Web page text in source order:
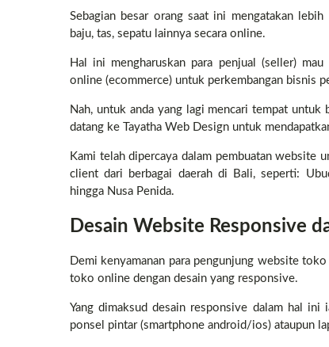
Sebagian besar orang saat ini mengatakan
baju, tas, sepatu lainnya secara online.
Hal ini mengharuskan para penjual (seller)
online (ecommerce) untuk perkembangan bisnis
Nah, untuk anda yang lagi mencari tempat
datang ke Tayatha Web Design untuk
Kami telah dipercaya dalam pembuatan website
client dari berbagai daerah di Bali, seperti:
hingga Nusa Penida.
Desain Website Responsive
Demi kenyamanan para pengunjung website
toko online dengan desain yang responsive.
Yang dimaksud desain responsive dalam hal ini
ponsel pintar (smartphone android/ios) ataupun